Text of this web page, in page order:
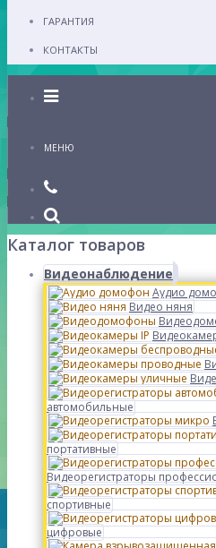
ГАРАНТИЯ
КОНТАКТЫ
Каталог
МЕНЮ
Каталог товаров
Видеонаблюдение
Аудио
Видео няня
автомобильные
портативные
Видеорегистраторы
спортивные
цифровые